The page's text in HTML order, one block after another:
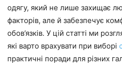
одягу, який не лише захищає
факторів, але й забезпечує
обов’язків. У цій статті ми
які варто врахувати при виборі
практичні поради для різних